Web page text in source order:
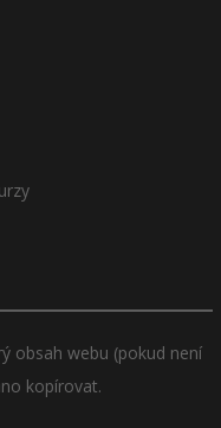
obsah webu (pokud není
kopírovat.